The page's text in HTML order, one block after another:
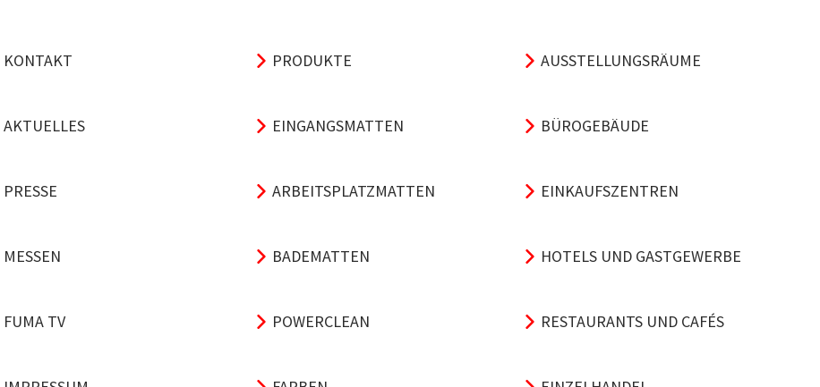
KONTAKT
AKTUELLES
PRESSE
MESSEN
FUMA TV
PRODUKTE
EINGANGSMATTEN
ARBEITSPLATZMATTEN
BADEMATTEN
POWERCLEAN
AUSSTELLUNGSRÄUME
BÜROGEBÄUDE
EINKAUFSZENTREN
HOTELS UND GASTGEWERBE
RESTAURANTS UND CAFÉS